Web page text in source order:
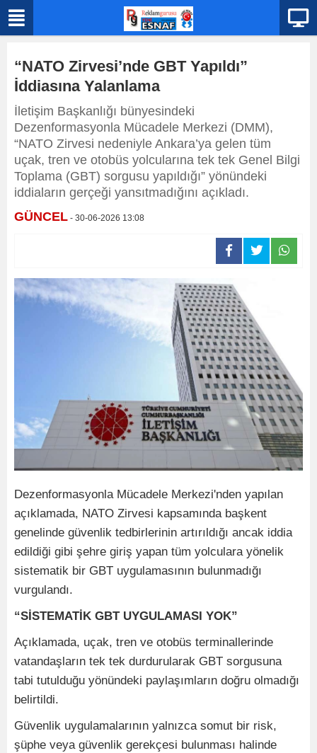
“NATO Zirvesi’nde GBT Yapıldı”
İddiasına Yalanlama
İletişim Başkanlığı bünyesindeki
Dezenformasyonla Mücadele Merkezi (DMM),
“NATO Zirvesi nedeniyle Ankara’ya gelen tüm
uçak, tren ve otobüs yolcularına tek tek Genel Bilgi
Toplama (GBT) sorgusu yapıldığı” yönündeki
iddiaların gerçeği yansıtmadığını açıkladı.
GÜNCEL - 30-06-2026 13:08
Dezenformasyonla Mücadele Merkezi'nden yapılan
açıklamada, NATO Zirvesi kapsamında başkent
genelinde güvenlik tedbirlerinin artırıldığı ancak iddia
edildiği gibi şehre giriş yapan tüm yolculara yönelik
sistematik bir GBT uygulamasının bulunmadığı
vurgulandı.
“SİSTEMATİK GBT UYGULAMASI YOK”
Açıklamada, uçak, tren ve otobüs terminallerinde
vatandaşların tek tek durdurularak GBT sorgusuna
tabi tutulduğu yönündeki paylaşımların doğru olmadığı
belirtildi.
Güvenlik uygulamalarının yalnızca somut bir risk,
şüphe veya güvenlik gerekçesi bulunması halinde